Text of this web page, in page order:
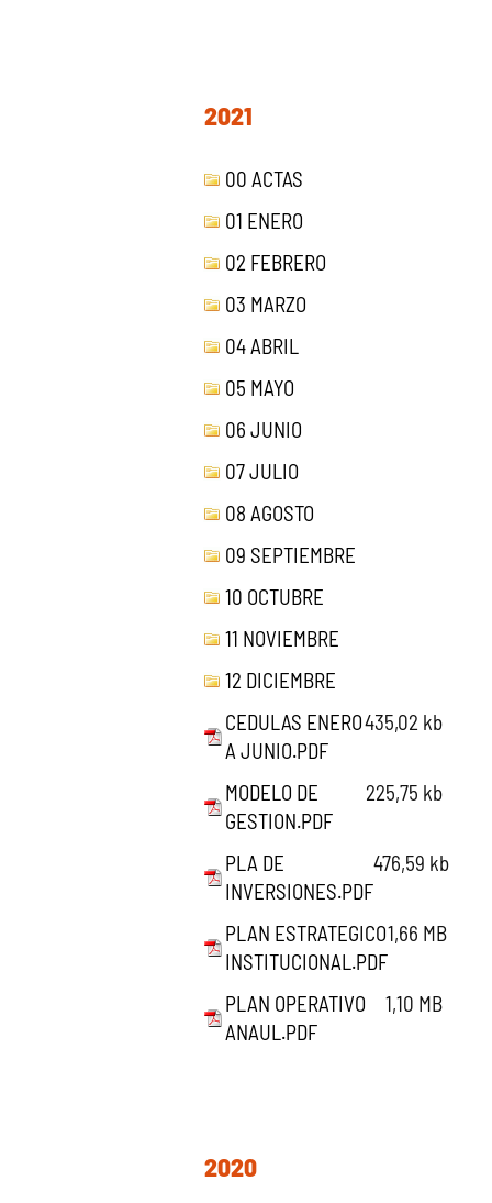
2021
00 ACTAS
01 ENERO
02 FEBRERO
03 MARZO
04 ABRIL
05 MAYO
06 JUNIO
07 JULIO
08 AGOSTO
09 SEPTIEMBRE
10 OCTUBRE
11 NOVIEMBRE
12 DICIEMBRE
CEDULAS ENERO
A JUNIO.PDF
435,02 kb
MODELO DE
GESTION.PDF
225,75 kb
PLA DE
INVERSIONES.PDF
476,59 kb
PLAN ESTRATEGICO
INSTITUCIONAL.PDF
1,66 MB
PLAN OPERATIVO
ANAUL.PDF
1,10 MB
2020